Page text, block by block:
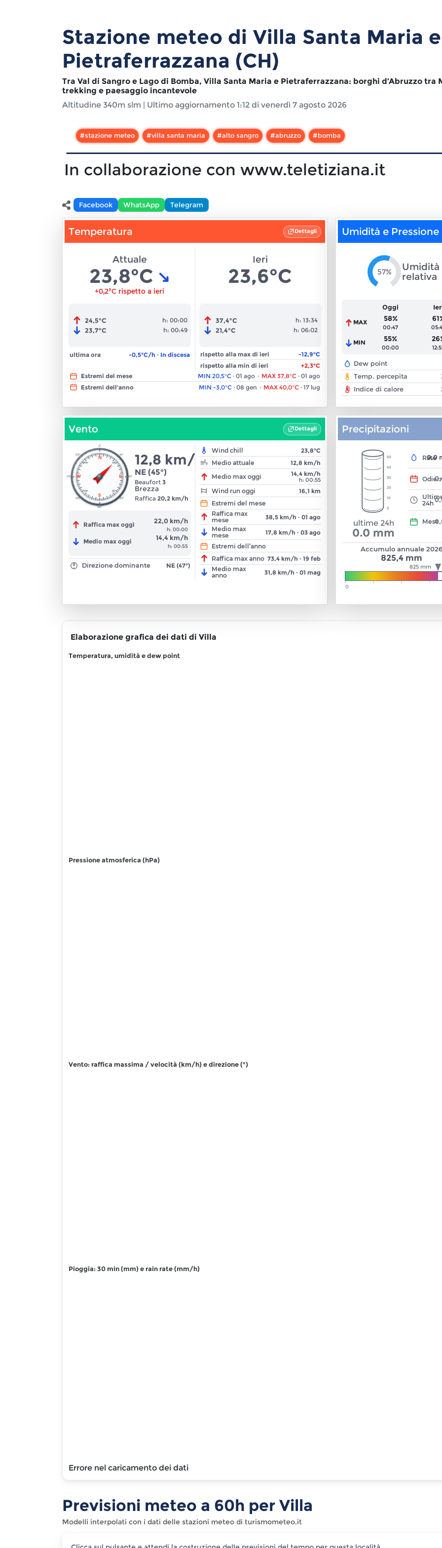
Stazione meteo di Villa Santa Maria e
Pietraferrazzana (CH)
Tra Val di Sangro e Lago di Bomba, Villa Santa Maria e Pietraferrazzana: borghi d’Abruzzo
trekking e paesaggio incantevole
Altitudine 340m slm | Ultimo aggiornamento 1:12 di venerdì 7 agosto 2026
#stazione meteo #villa santa maria #alto sangro #abruzzo #bomba
In collaborazione con www.teletiziana.it
Condividi
Facebook WhatsApp Telegram
Temperatura Dettagli
Attuale
23,8°C
+0,2°C rispetto a ieri
24,5°C h: 00:00
23,7°C h: 00:49
ultima ora -0,5°C/h · In discesa
Ieri
23,6°C
37,4°C h: 13:34
21,4°C h: 06:02
rispetto alla max di ieri
-12,9°C
rispetto alla min di ieri
+2,3°C
Estremi del mese
MIN 20,5°C · 01 ago · MAX 37,8°C · 01 ago
Estremi dell’anno
MIN -3,0°C · 08 gen · MAX 40,0°C · 17 lug
Umidità e Pressione
57%
Umidità
relativa
Oggi
MAX 58%
00:47
MIN 55%
00:00
Dew point
Temp. percepita
Indice di calore
Vento Dettagli
0°
45°
90°
135°
180°
225°
270°
315°
NE
SE
SW
NW
N
E
S
W
12,8 km/h
NE (45°)
Beaufort 3
Brezza
Raffica 20,2 km/h
Raffica max oggi 22,0 km/h
h: 00:00
Medio max oggi 14,4 km/h
h: 00:55
Direzione dominante NE (47°)
Wind chill
23,8°C
Medio attuale
12,8 km/h
Medio max oggi
14,4 km/h
h: 00:55
Wind run oggi
16,1 km
Estremi del mese
Raffica max
mese
38,5 km/h · 01 ago
Medio max
mese
17,8 km/h · 03 ago
Estremi dell’anno
Raffica max anno 73,4 km/h · 19 feb
Medio max
anno
31,8 km/h · 01 mag
Precipitazioni
0
10
20
30
40
50
ultime 24h
0.0 mm
Rate
0,0
24h
Mese
Accumulo annuale 2026
825,4 mm
825 mm
0
Elaborazione grafica dei dati di Villa
Temperatura, umidità e dew point
Pressione atmosferica (hPa)
Vento: raffica massima / velocità (km/h) e direzione (°)
Pioggia: 30 min (mm) e rain rate (mm/h)
Errore nel caricamento dei dati
Previsioni meteo a 60h per Villa
Modelli interpolati con i dati delle stazioni meteo di turismometeo.it